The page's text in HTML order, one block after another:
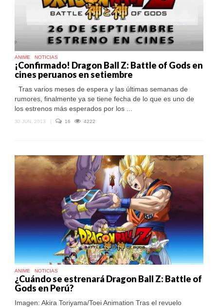
ANIME NOTICIAS
¡Confirmado! Dragon Ball Z: Battle of Gods en
cines peruanos en setiembre
Tras varios meses de espera y las últimas semanas de
rumores, finalmente ya se tiene fecha de lo que es uno de
los estrenos más esperados por los ...
30 JUN, 2013 | 16 4222
ANIME NOTICIAS
¿Cuándo se estrenará Dragon Ball Z: Battle of
Gods en Perú?
Imagen: Akira Toriyama/Toei Animation Tras el revuelo